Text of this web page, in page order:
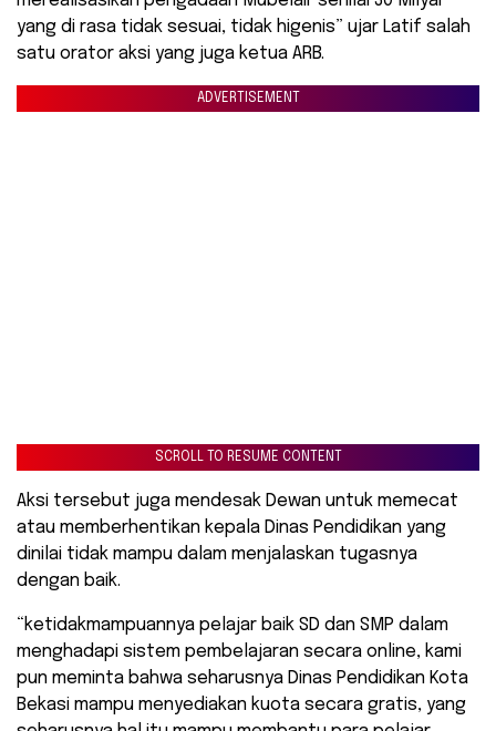
yang di rasa tidak sesuai, tidak higenis” ujar Latif salah
satu orator aksi yang juga ketua ARB.
ADVERTISEMENT
SCROLL TO RESUME CONTENT
Aksi tersebut juga mendesak Dewan untuk memecat
atau memberhentikan kepala Dinas Pendidikan yang
dinilai tidak mampu dalam menjalaskan tugasnya
dengan baik.
“ketidakmampuannya pelajar baik SD dan SMP dalam
menghadapi sistem pembelajaran secara online, kami
pun meminta bahwa seharusnya Dinas Pendidikan Kota
Bekasi mampu menyediakan kuota secara gratis, yang